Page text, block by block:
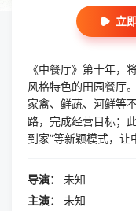
立
《中餐厅》第十年，
风格特色的田园餐厅
家禽、鲜蔬、河鲜等
路，完成经营目标；
到家”等新颖模式，
导演：
未知
主演：
未知